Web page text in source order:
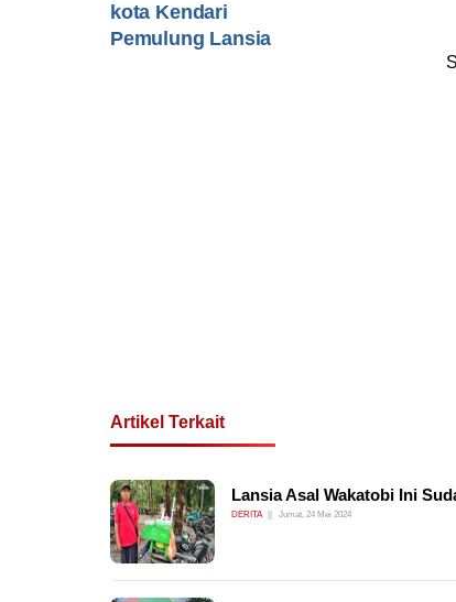
kota Kendari
Pemulung Lansia
Artikel Terkait
Lansia Asal Wakatobi Ini
DERITA Jumat, 24 Mei 2024